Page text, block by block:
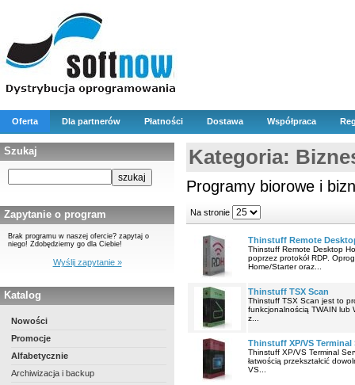
Oferta Dla partnerów Płatności Dostawa Współpraca
Szukaj
Zapytanie o program
Brak programu w naszej ofercie? zapytaj o
niego! Zdobędziemy go dla Ciebie!
Wyślij zapytanie »
Katalog
Nowości
Promocje
Alfabetycznie
Archiwizacja i backup
Kategoria:
Programy biorowe i
Na stronie
Thinstuff Remote
Thinstuff Remote Desktop
poprzez protokół RDP.
Home/Starter oraz...
Thinstuff TSX Scan
Thinstuff TSX Scan jest to
funkcjonalnością TWAIN lub
z...
Thinstuff XP/VS Terminal
Thinstuff XP/VS Terminal
łatwością przekształcić
VS...